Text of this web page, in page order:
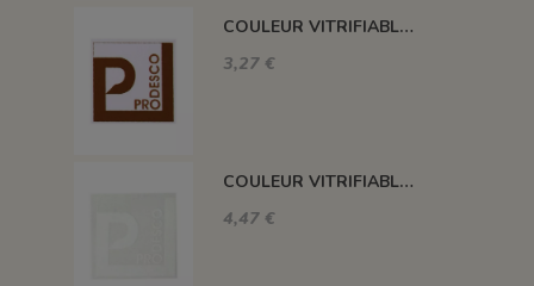
COULEUR VITRIFIABLE DÉCOR SANS PLOMB CHOCOLAT VA109
3,27 €
COULEUR VITRIFIABLE DÉCOR SANS PLOMB BLANC VA103
4,47 €